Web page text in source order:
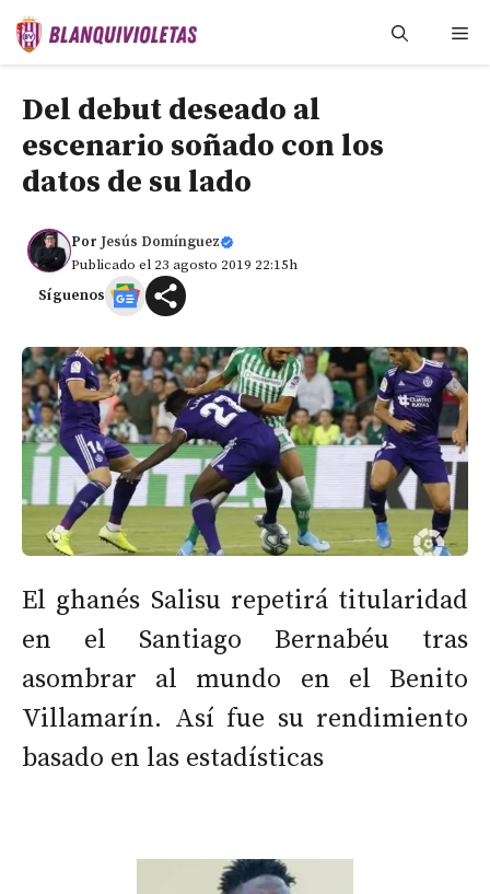
Saltar
Del debut deseado al
escenario soñado con los
datos de su lado
Por Jesús Domínguez
Publicado el 23 agosto 2019 22:15h
Síguenos
El ghanés Salisu repetirá titularidad
en el Santiago Bernabéu tras
asombrar al mundo en el Benito
Villamarín. Así fue su rendimiento
basado en las estadísticas